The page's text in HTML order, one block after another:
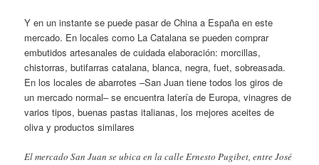
Y en un instante se puede pasar de China a España en este
mercado. En locales como La Catalana se pueden comprar
embutidos artesanales de cuidada elaboración: morcillas,
chistorras, butifarras catalana, blanca, negra, fuet, sobreasada.
En los locales de abarrotes –San Juan tiene todos los giros de
un mercado normal– se encuentra latería de Europa, vinagres de
varios tipos, buenas pastas italianas, los mejores aceites de
oliva y productos similares
El mercado San Juan se ubica en la calle Ernesto Pugibet, entre José